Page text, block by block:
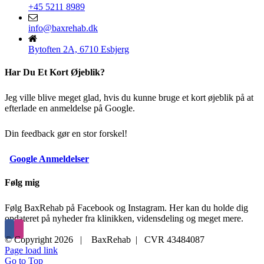
+45 5211 8989
info@baxrehab.dk
Bytoften 2A, 6710 Esbjerg
Har Du Et Kort Øjeblik?
Jeg ville blive meget glad, hvis du kunne bruge et kort øjeblik på at
efterlade en anmeldelse på Google.
Din feedback gør en stor forskel!
Google Anmeldelser
Følg mig
Følg BaxRehab på Facebook og Instagram. Her kan du holde dig
opdateret på nyheder fra klinikken, vidensdeling og meget mere.
© Copyright 2026 | BaxRehab | CVR 43484087
Page load link
Go to Top